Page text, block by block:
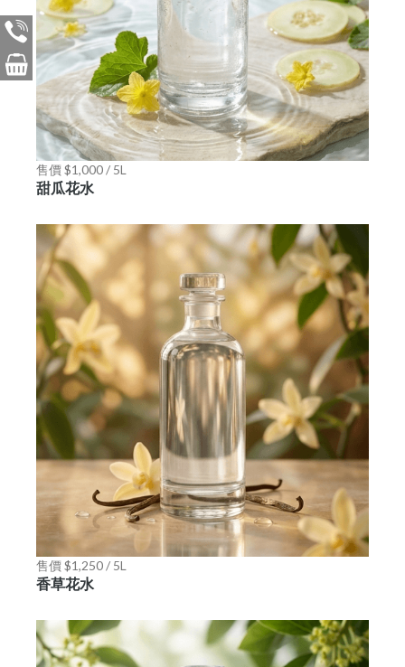
售價 $1,000 / 5L
甜瓜花水
售價 $1,250 / 5L
香草花水